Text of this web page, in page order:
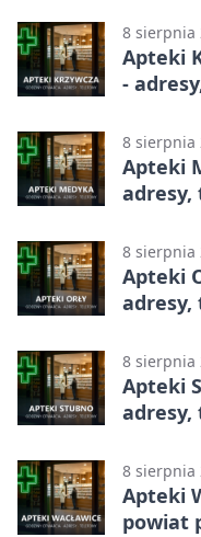
8 sierpnia
Apteki
-
8 sierpnia
Apteki
adresy,
8 sierpnia
Apteki
adresy,
8 sierpnia
Apteki
adresy,
8 sierpnia
Apteki
powiat